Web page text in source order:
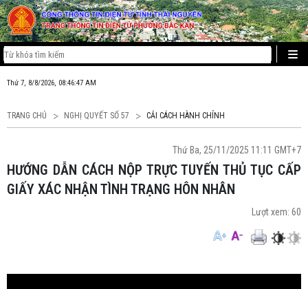
Thứ 7, 8/8/2026, 08:46:48 AM
TRANG CHỦ NGHỊ QUYẾT SỐ 57 CẢI CÁCH HÀNH CHÍNH
Thứ Ba, 25/11/2025 11:11 GMT+7
HƯỚNG DẪN CÁCH NỘP TRỰC TUYẾN THỦ TỤC CẤP
GIẤY XÁC NHẬN TÌNH TRẠNG HÔN NHÂN
Lượt xem: 60